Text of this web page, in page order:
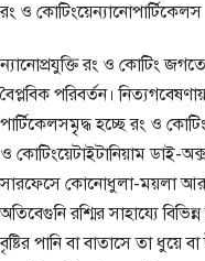
রং ও কোটিংয়েন্যানোপার্টিকেলস
ন্যানোপ্রযুক্তি রং ও কোটিং
বৈপ্লবিক পরিবর্তন।
পার্টিকেলসমৃৃদ্ধ হচ্ছে রং ও
ও কোটিংয়েটাইটানিয়াম ডাই-
সারফেসে কোনোধুলা-ময়লা আর
অতিবেগুনি রশ্মির সাহায্যে
বৃষ্টির পানি বা বাতাসে তা ধুয়ে